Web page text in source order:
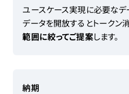
ユースケース実現に必要なデ
データを開放するとトークン
範囲に絞ってご提案します。
納期